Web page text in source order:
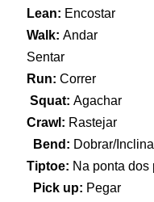
Lean: Encostar
Walk: Andar
Sentar
Run: Correr
Squat: Agachar
Crawl: Rastejar
Bend: Dobrar/
Tiptoe: Na ponta dos
Pick up: Pegar